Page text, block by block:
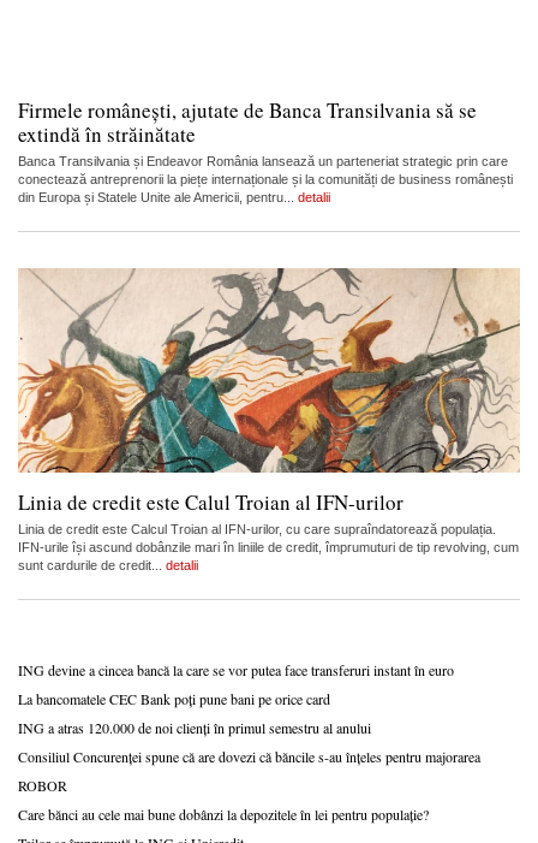
Firmele românești, ajutate de Banca Transilvania să se
extindă în străinătate
Banca Transilvania și Endeavor România lansează un parteneriat strategic prin care
conectează antreprenorii la piețe internaționale și la comunități de business românești
din Europa și Statele Unite ale Americii, pentru... detalii
Linia de credit este Calul Troian al IFN-urilor
Linia de credit este Calcul Troian al IFN-urilor, cu care supraîndatorează populația.
IFN-urile își ascund dobânzile mari în liniile de credit, împrumuturi de tip revolving, cum
sunt cardurile de credit... detalii
ING devine a cincea bancă la care se vor putea face transferuri instant în euro
La bancomatele CEC Bank poți pune bani pe orice card
ING a atras 120.000 de noi clienți în primul semestru al anului
Consiliul Concurenței spune că are dovezi că băncile s-au înțeles pentru majorarea
ROBOR
Care bănci au cele mai bune dobânzi la depozitele în lei pentru populație?